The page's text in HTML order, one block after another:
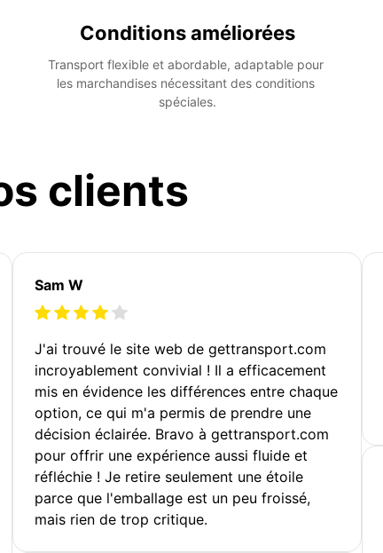
Conditions améliorées
Transport flexible et abordable, adaptable pour
les marchandises nécessitant des conditions
spéciales.
clients
Sam W
J'ai trouvé le site web de gettransport.com
incroyablement convivial ! Il a efficacement
mis en évidence les différences entre chaque
option, ce qui m'a permis de prendre une
décision éclairée. Bravo à gettransport.com
pour offrir une expérience aussi fluide et
réfléchie ! Je retire seulement une étoile
parce que l'emballage est un peu froissé,
mais rien de trop critique.